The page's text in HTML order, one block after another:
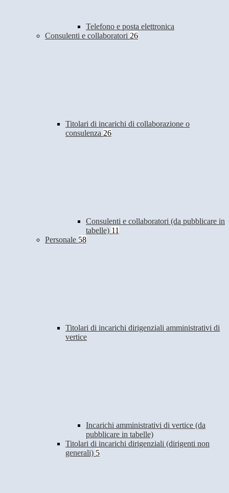
Telefono e posta elettronica
Consulenti e collaboratori 26
Titolari di incarichi di collaborazione o
consulenza 26
Consulenti e collaboratori (da pubblicare in
tabelle) 11
Personale 58
Titolari di incarichi dirigenziali amministrativi di
vertice
Incarichi amministrativi di vertice (da
pubblicare in tabelle)
Titolari di incarichi dirigenziali (dirigenti non
generali) 5